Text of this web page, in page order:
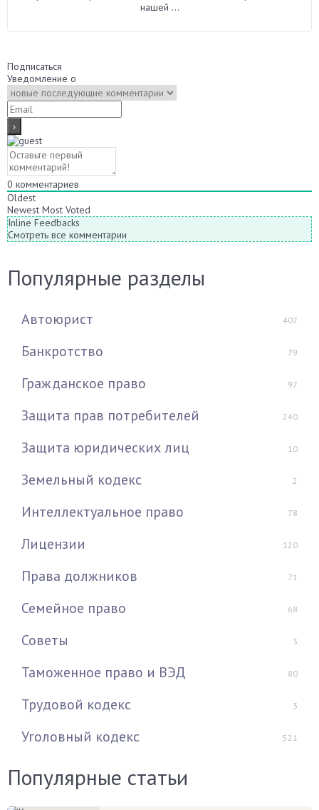
нашей ...
Подписаться
Уведомление о
0 комментариев
Oldest
Newest Most Voted
Inline Feedbacks
Смотреть все комментарии
Популярные разделы
Автоюрист 407
Банкротство 79
Гражданское право 97
Защита прав потребителей 240
Защита юридических лиц 10
Земельный кодекс 2
Интеллектуальное право 78
Лицензии 120
Права должников 71
Семейное право 68
Советы 3
Таможенное право и ВЭД 80
Трудовой кодекс 3
Уголовный кодекс 521
Популярные статьи